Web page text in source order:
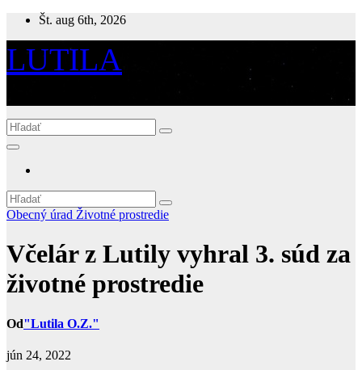
Skip
content
Št. aug 6th, 2026
LUTILA
Obecný úrad Životné prostredie
Včelár z Lutily vyhral 3. súd za
životné prostredie
Od"Lutila O.Z."
jún 24, 2022